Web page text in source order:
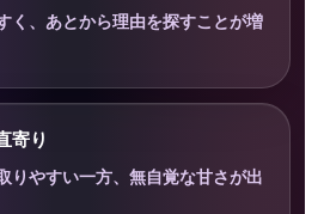
く、あとから理由を探すことが増
寄り
りやすい一方、無自覚な甘さが出